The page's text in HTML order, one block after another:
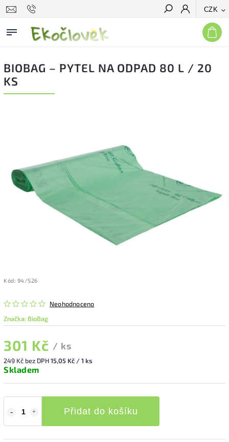
CZK
Hledat
BIOBAG – PYTEL NA ODPAD 80 L / 20
KS
Kód: 94/S26
Neohodnoceno
Značka: BioBag
301 Kč / ks
249 Kč bez DPH15,05 Kč / 1 ks
Skladem
Přidat do košíku